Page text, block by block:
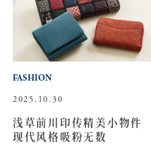
2025.10.30
浅草前川印传精美小物件
现代风格吸粉无数
FASHION